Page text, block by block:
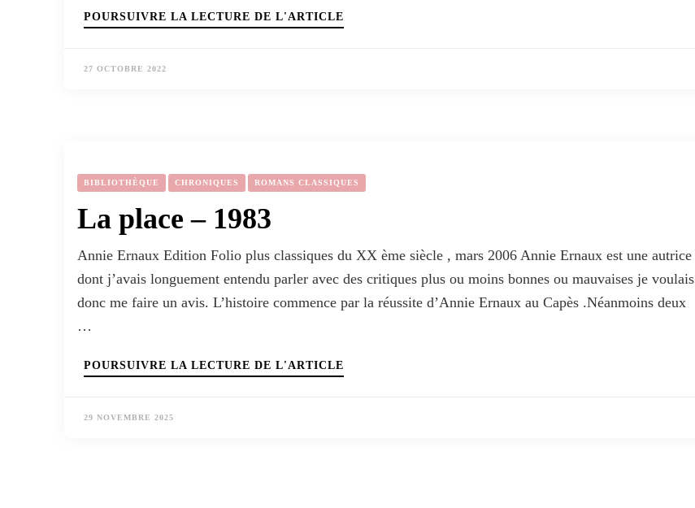
POURSUIVRE LA LECTURE DE L'ARTICLE
27 OCTOBRE 2022
BIBLIOTHÈQUE CHRONIQUES ROMANS CLASSIQUES
La place – 1983
Annie Ernaux Edition Folio plus classiques du XX ème siècle , mars 2006 Annie Ernaux est une autrice
dont j’avais longuement entendu parler avec des critiques plus ou moins bonnes ou mauvaises je voulais
donc me faire un avis. L’histoire commence par la réussite d’Annie Ernaux au Capès .Néanmoins deux
…
POURSUIVRE LA LECTURE DE L'ARTICLE
29 NOVEMBRE 2025